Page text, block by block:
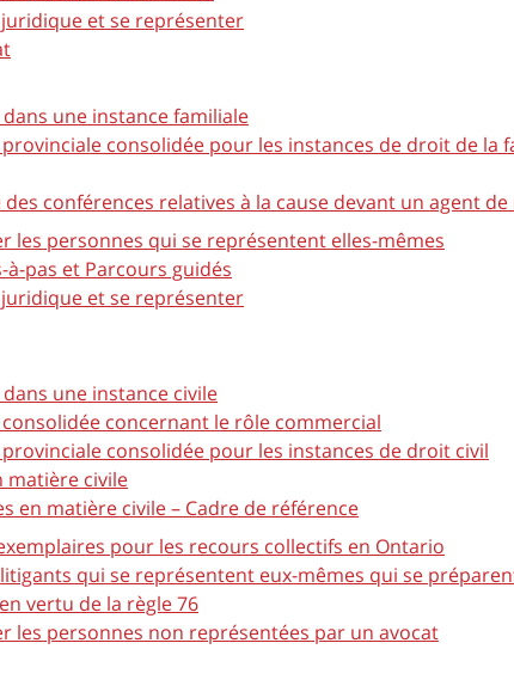
juridique et se représenter
une instance familiale
consolidée pour les instances de droit de la
des conférences relatives à la cause devant un agent
les personnes qui se représentent elles-mêmes
à-pas et Parcours guidés
juridique et se représenter
une instance civile
concernant le rôle commercial
consolidée pour les instances de droit civil
matière civile
en matière civile – Cadre de référence
pour les recours collectifs en Ontario
qui se représentent eux-mêmes qui se
vertu de la règle 76
les personnes non représentées par un avocat